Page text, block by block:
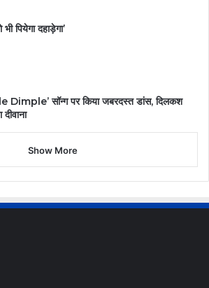
पियेगा दहाड़ेगा’
Dimple’ सॉन्ग पर किया जबरदस्त डांस, दिलकश
Show More